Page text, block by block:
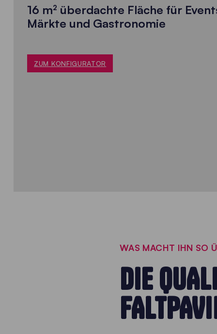
16 m² überdachte Fläche für
Märkte und Gastronomie
ZUM KONFIGURATOR
WAS MACHT IHN SO
DIE